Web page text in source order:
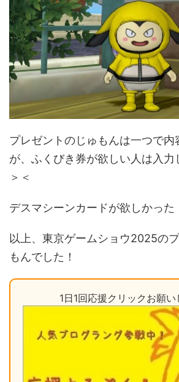
プレゼントのじゅもんは一つで内
が、ふくびき券が欲しい人は入力
＞＜
デスマシーンカードが欲しかった
以上、東京ゲームショウ2025の
もんでした！
1日1回応援クリックお願い